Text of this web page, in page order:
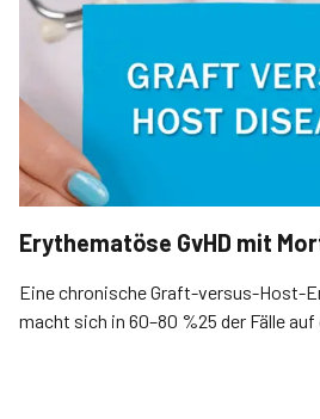
Erythematöse GvHD mit
Eine chronische Graft-versus-Host-
macht sich in 60–80 %25 der Fälle